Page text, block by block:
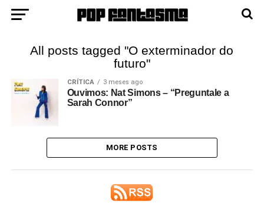
All posts tagged "O exterminador do
futuro"
CRÍTICA 3 meses ago
Ouvimos: Nat Simons – “Preguntale a
Sarah Connor”
MORE POSTS